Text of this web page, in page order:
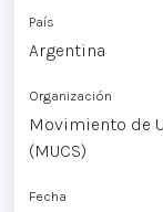
País
Argentina
Organización
Movimiento de
(MUCS)
Fecha